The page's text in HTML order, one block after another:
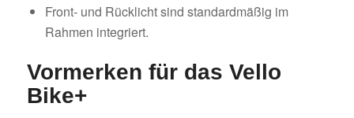
Front- und Rücklicht sind standardmäßig im
Rahmen integriert.
Vormerken für das Vello
Bike+